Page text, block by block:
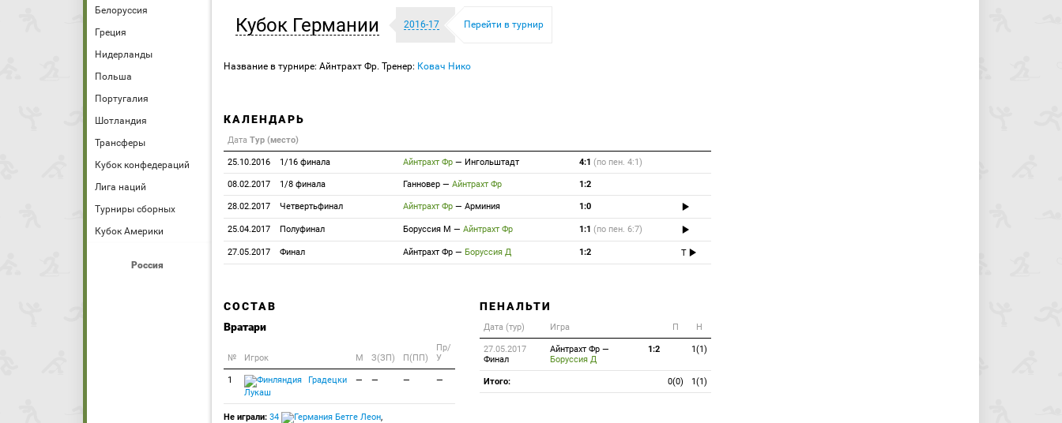
Белоруссия
Греция
Нидерланды
Польша
Португалия
Шотландия
Трансферы
Кубок конфедераций
Лига наций
Турниры сборных
Кубок Америки
Россия
Кубок Германии 2016-17 Перейти в турнир
Название в турнире: Айнтрахт Фр. Тренер: Ковач Нико
КАЛЕНДАРЬ
Дата Тур (место)
25.10.2016 1/16 финала Айнтрахт Фр — Ингольштадт 4:1 (по пен. 4:1)
08.02.2017 1/8 финала Ганновер — Айнтрахт Фр 1:2
28.02.2017 Четвертьфинал Айнтрахт Фр — Арминия 1:0
25.04.2017 Полуфинал Боруссия М — Айнтрахт Фр 1:1 (по пен. 6:7)
27.05.2017 Финал Айнтрахт Фр — Боруссия Д 1:2 T
СОСТАВ
Вратари
№ Игрок M З(ЗП) П(ПП)
Пр/
У
1
Градецки
Лукаш
— — — —
Не играли: 34 Бетге Леон,
ПЕНАЛЬТИ
Дата (тур) Игра П Н
27.05.2017
Финал
Айнтрахт Фр —
Боруссия Д
1:2 1(1)
Итого: 0(0) 1(1)